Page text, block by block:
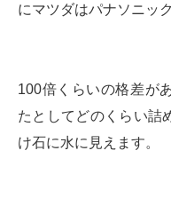
にマツダはパナソニッ
100倍くらいの格差が
たとしてどのくらい
け石に水に見えます。